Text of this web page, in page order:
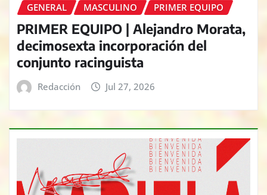
GENERAL MASCULINO PRIMER EQUIPO
PRIMER EQUIPO | Alejandro Morata,
decimosexta incorporación del
conjunto racinguista
Redacción Jul 27, 2026